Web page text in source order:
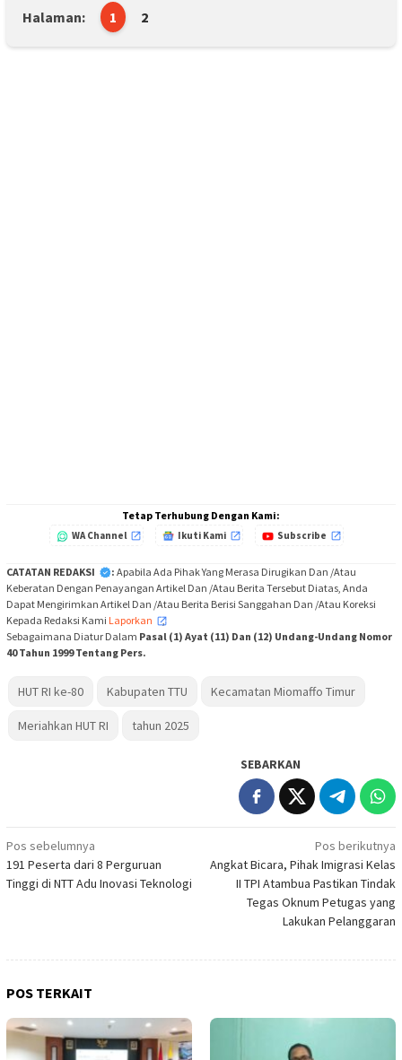
Halaman: 1 2
Tetap Terhubung Dengan Kami:
WA Channel Ikuti Kami Subscribe
CATATAN REDAKSI : Apabila Ada Pihak Yang Merasa Dirugikan Dan /Atau
Keberatan Dengan Penayangan Artikel Dan /Atau Berita Tersebut Diatas, Anda
Dapat Mengirimkan Artikel Dan /Atau Berita Berisi Sanggahan Dan /Atau Koreksi
Kepada Redaksi Kami Laporkan
,
Sebagaimana Diatur Dalam Pasal (1) Ayat (11) Dan (12) Undang-Undang Nomor
40 Tahun 1999 Tentang Pers.
HUT RI ke-80 Kabupaten TTU Kecamatan Miomaffo Timur
Meriahkan HUT RI tahun 2025
SEBARKAN
Navigasi
pos
Pos sebelumnya
191 Peserta dari 8 Perguruan
Tinggi di NTT Adu Inovasi Teknologi
Pos berikutnya
Angkat Bicara, Pihak Imigrasi Kelas
II TPI Atambua Pastikan Tindak
Tegas Oknum Petugas yang
Lakukan Pelanggaran
POS TERKAIT